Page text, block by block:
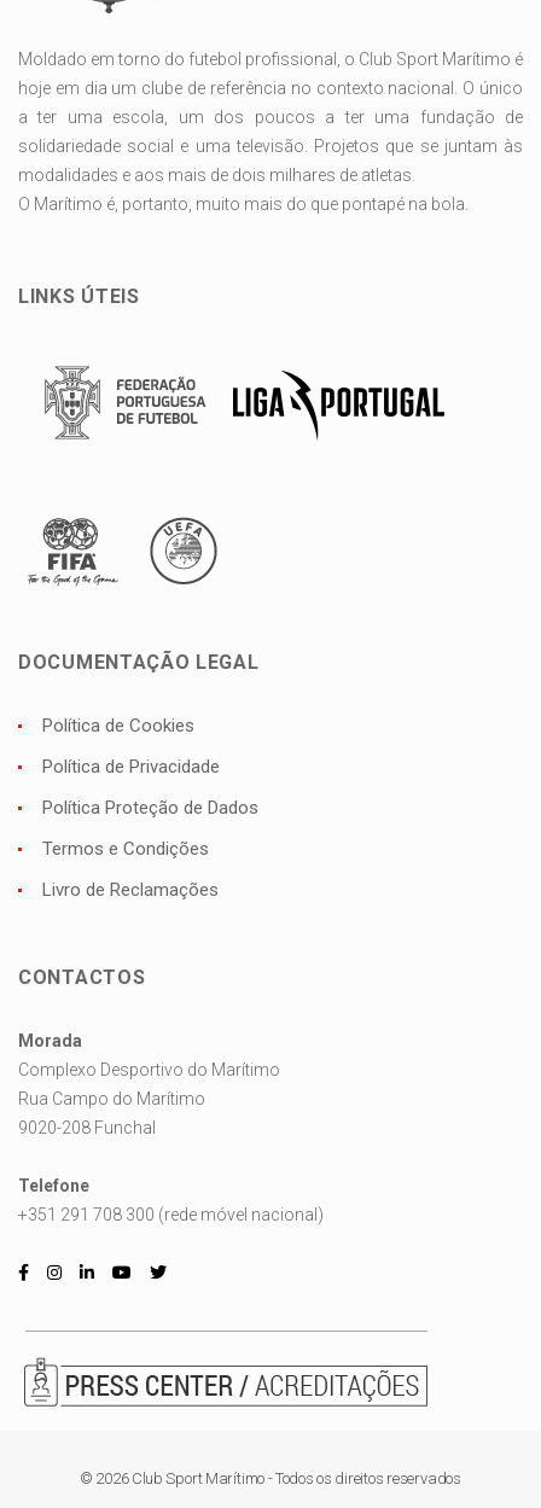
Moldado em torno do futebol profissional, o Club Sport Marítimo é
hoje em dia um clube de referência no contexto nacional. O único
a ter uma escola, um dos poucos a ter uma fundação de
solidariedade social e uma televisão. Projetos que se juntam às
modalidades e aos mais de dois milhares de atletas.
O Marítimo é, portanto, muito mais do que pontapé na bola.
LINKS ÚTEIS
DOCUMENTAÇÃO LEGAL
Política de Cookies
Política de Privacidade
Política Proteção de Dados
Termos e Condições
Livro de Reclamações
CONTACTOS
Morada
Complexo Desportivo do Marítimo
Rua Campo do Marítimo
9020-208 Funchal
Telefone
+351 291 708 300 (rede móvel nacional)
© 2026 Club Sport Marítimo - Todos os direitos reservados